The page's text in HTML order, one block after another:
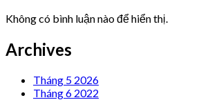
Không có bình luận nào để hiển thị.
Archives
Tháng 5 2026
Tháng 6 2022